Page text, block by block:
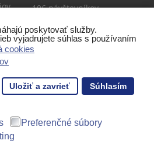
poskytovať služby.
vyjadrujete súhlas s používaním
cookies
Uložiť a zavrieť Súhlasím
Preferenčné súbory
106 návštevníkov
2022